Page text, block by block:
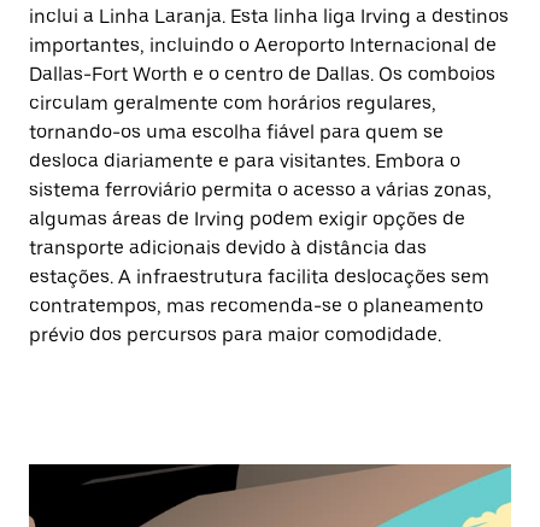
inclui a Linha Laranja. Esta linha liga Irving a destinos
importantes, incluindo o Aeroporto Internacional de
Dallas-Fort Worth e o centro de Dallas. Os comboios
circulam geralmente com horários regulares,
tornando-os uma escolha fiável para quem se
desloca diariamente e para visitantes. Embora o
sistema ferroviário permita o acesso a várias zonas,
algumas áreas de Irving podem exigir opções de
transporte adicionais devido à distância das
estações. A infraestrutura facilita deslocações sem
contratempos, mas recomenda-se o planeamento
prévio dos percursos para maior comodidade.